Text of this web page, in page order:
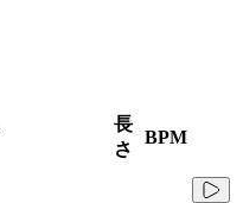
長
さ
BPM